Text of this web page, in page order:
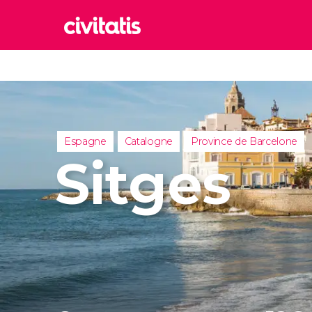
Italie
Maroc
Turquie
Espagne Catalogne Province de Barcelone
Sitges